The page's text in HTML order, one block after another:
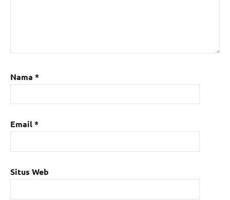
Nama *
Email*
Situs Web